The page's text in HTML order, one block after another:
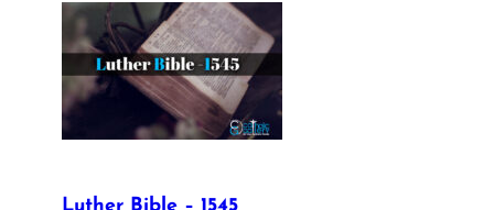
Luther Bible – 1545